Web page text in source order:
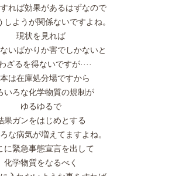
れば効果があるはずなので
しようが関係ないですよね。
現状を見れば
いばかりか害でしかないと
ざるを得ないですが····
本は在庫処分場ですから
いろな化学物質の規制が
ゆるゆるで
果ガンをはじめとする
な病気が増えてますよね。
に緊急事態宣言を出して
化学物質をなるべく